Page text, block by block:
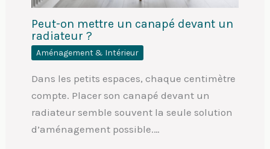
Peut-on mettre un canapé devant un
radiateur ?
Aménagement & Intérieur
Dans les petits espaces, chaque centimètre
compte. Placer son canapé devant un
radiateur semble souvent la seule solution
d’aménagement possible.…